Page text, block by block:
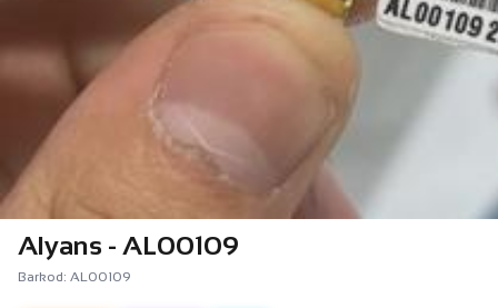
Alyans - AL00109
Barkod: AL00109